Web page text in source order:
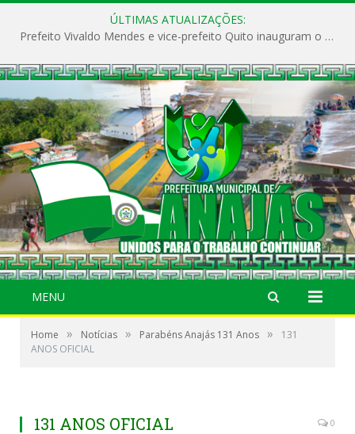
ÚLTIMAS ATUALIZAÇÕES:
Prefeito Vivaldo Mendes e vice-prefeito Quito inauguram o CAPS e fortalecem a saúde pública em Anajás.
MENU
Home » Notícias » Parabéns Anajás 131 Anos »
131
ANOS OFICIAL
131 ANOS OFICIAL 0